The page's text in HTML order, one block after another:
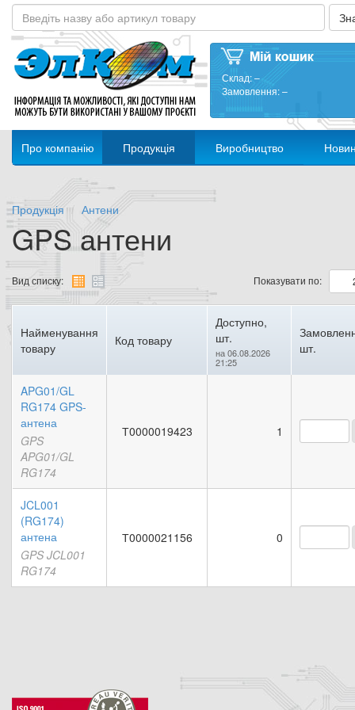
Склад:–
Замовлення:–
Про компанію Продукція Виробництво
Продукція Антени
GPS антени
Вид списку: Показувати по:
Найменування
товару
Код товару
Доступно,
шт.
на 06.08.2026
21:25
шт.
APG01/GL
RG174 GPS-
антена
GPS
APG01/GL
RG174
Т0000019423 1
JCL001
(RG174)
антена
GPS JCL001
RG174
Т0000021156 0